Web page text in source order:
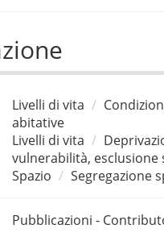
Livelli di vita
abitative
Livelli di vita
vulnerabilità, esclusione
Spazio
Segregazione
Pubblicazioni -